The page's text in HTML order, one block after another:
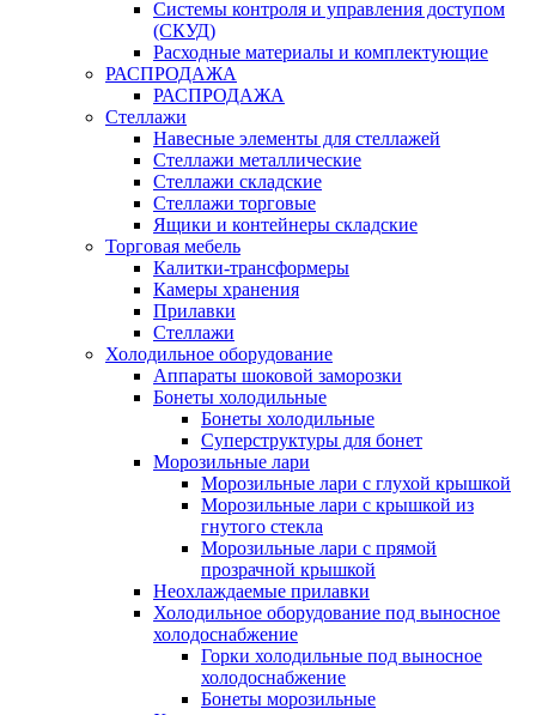
Системы контроля и управления доступом
(СКУД)
Расходные материалы и комплектующие
РАСПРОДАЖА
РАСПРОДАЖА
Стеллажи
Навесные элементы для стеллажей
Стеллажи металлические
Стеллажи складские
Стеллажи торговые
Ящики и контейнеры складские
Торговая мебель
Калитки-трансформеры
Камеры хранения
Прилавки
Стеллажи
Холодильное оборудование
Аппараты шоковой заморозки
Бонеты холодильные
Бонеты холодильные
Суперструктуры для бонет
Морозильные лари
Морозильные лари с глухой крышкой
Морозильные лари с крышкой из
гнутого стекла
Морозильные лари с прямой
прозрачной крышкой
Неохлаждаемые прилавки
Холодильное оборудование под выносное
холодоснабжение
Горки холодильные под выносное
холодоснабжение
Бонеты морозильные